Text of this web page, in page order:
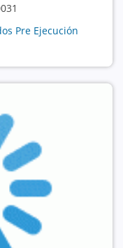
Pre Ejecución